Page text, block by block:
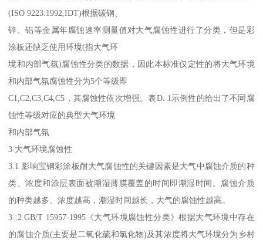
(ISO 9223:1992,IDT)根据碳钢、
锌、铝等金属年腐蚀速率测量值对大气腐蚀性进行了分类，但是彩
涂板还缺乏使用环境(指大气环
境和内部气氛)腐蚀性分类的数据，因此本标准仅定性的将大气环境
和内部气氛腐蚀性分为5个等级即
C1,C2,C3,C4,C5，其腐蚀性依次增强。表D. 1示例性的给出了不同腐
蚀性等级对应的典型大气环境
和内部气氛
3 大气环境腐蚀性
3.1 影响宝钢彩涂板耐大气腐蚀性的关键因素是大气中腐蚀介质的种
类、浓度和涂层表面被潮湿薄膜覆盖的时间即潮湿时间。腐蚀介质
的种类越多、浓度越高，潮湿时间越长，大气的腐蚀性越高。
3 .2 GB/T 15957-1995《大气环境腐蚀性分类》根据大气环境中存在
的腐蚀介质(主要是二氧化硫和氯化物)及其浓度将大气环境分为乡村